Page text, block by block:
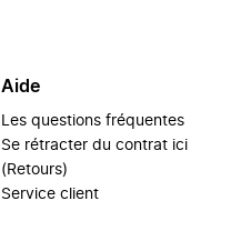
Aide
Les questions fréquentes
Se rétracter du contrat ici
(Retours)
Service client